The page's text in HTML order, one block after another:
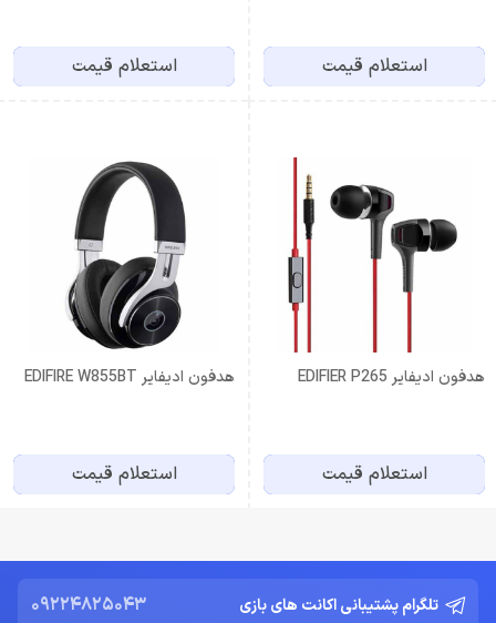
استعلام قیمت استعلام قیمت
هدفون ادیفایر EDIFIER P265
استعلام قیمت
هدفون ادیفایر EDIFIRE W855BT
استعلام قیمت
تلگرام پشتیبانی اکانت های بازی 09224825043